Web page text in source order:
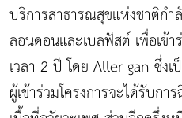
บริการสาธารณสุขแห่งชาติก
ลอนดอนและเบลฟัสต์ เพื่อเข้า
เวลา 2 ปี โดย Aller gan ซึ่ง
ผู้เข้าร่วมโครงการจะได้รับกา